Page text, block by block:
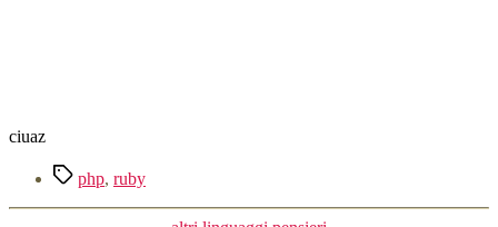
ciuaz
Tagphp, ruby